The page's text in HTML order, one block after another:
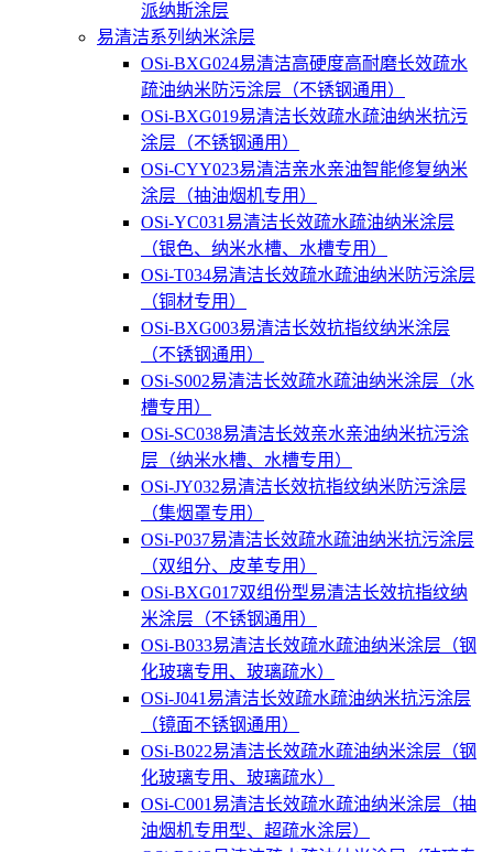
派纳斯涂层
易清洁系列纳米涂层
OSi-BXG024易清洁高硬度高耐磨长效疏水
疏油纳米防污涂层（不锈钢通用）
OSi-BXG019易清洁长效疏水疏油纳米抗污
涂层（不锈钢通用）
OSi-CYY023易清洁亲水亲油智能修复纳米
涂层（抽油烟机专用）
OSi-YC031易清洁长效疏水疏油纳米涂层
（银色、纳米水槽、水槽专用）
OSi-T034易清洁长效疏水疏油纳米防污涂层
（铜材专用）
OSi-BXG003易清洁长效抗指纹纳米涂层
（不锈钢通用）
OSi-S002易清洁长效疏水疏油纳米涂层（水
槽专用）
OSi-SC038易清洁长效亲水亲油纳米抗污涂
层（纳米水槽、水槽专用）
OSi-JY032易清洁长效抗指纹纳米防污涂层
（集烟罩专用）
OSi-P037易清洁长效疏水疏油纳米抗污涂层
（双组分、皮革专用）
OSi-BXG017双组份型易清洁长效抗指纹纳
米涂层（不锈钢通用）
OSi-B033易清洁长效疏水疏油纳米涂层（钢
化玻璃专用、玻璃疏水）
OSi-J041易清洁长效疏水疏油纳米抗污涂层
（镜面不锈钢通用）
OSi-B022易清洁长效疏水疏油纳米涂层（钢
化玻璃专用、玻璃疏水）
OSi-C001易清洁长效疏水疏油纳米涂层（抽
油烟机专用型、超疏水涂层）